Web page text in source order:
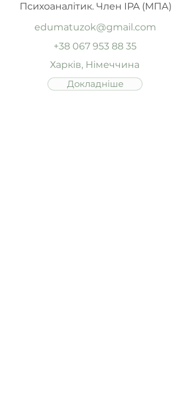
Психоаналітик. Член IPA (МПА)
edumatuzok@gmail.com
+38 067 953 88 35
Харків, Німеччина
Докладніше